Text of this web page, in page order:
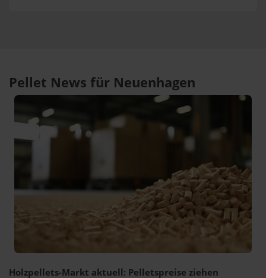
Pellet News für Neuenhagen
Holzpellets-Markt aktuell: Pelletspreise ziehen